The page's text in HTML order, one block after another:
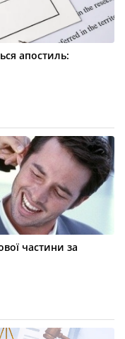
апостиль:
частини за